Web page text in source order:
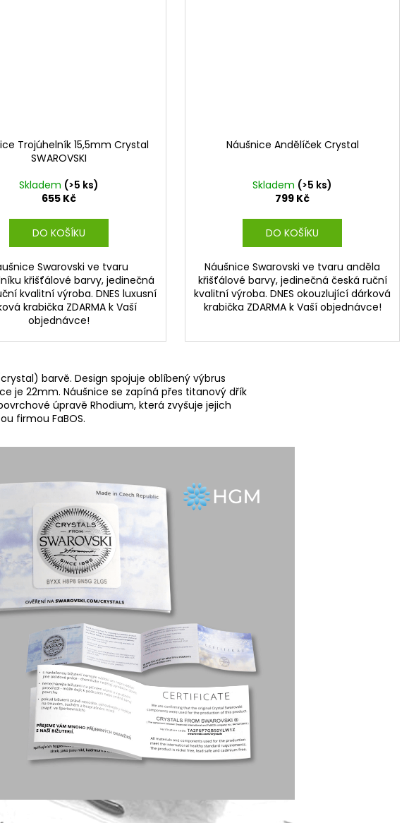
Trojúhelník 15,5mm Crystal
SWAROVSKI
Skladem (>5 ks)
655 Kč
DO KOŠÍKU
Swarovski ve tvaru
křišťálové barvy, jedinečná
kvalitní výroba. DNES luxusní
krabička ZDARMA k Vaší
objednávce!
Náušnice Andělíček Crystal
Skladem (>5 ks)
799 Kč
DO KOŠÍKU
Náušnice Swarovski ve tvaru anděla
křišťálové barvy, jedinečná česká ruční
kvalitní výroba. DNES okouzlující dárková
krabička ZDARMA k Vaší objednávce!
barvě. Design spojuje oblíbený výbrus
je 22mm. Náušnice se zapíná přes titanový dřík
úpravě Rhodium, která zvyšuje jejich
firmou FaBOS.